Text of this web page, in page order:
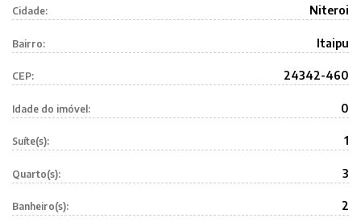
Cidade: Niteroi
Bairro: Itaipu
CEP: 24342-460
Idade do imóvel: 0
Suíte(s): 1
Quarto(s): 3
Banheiro(s): 2